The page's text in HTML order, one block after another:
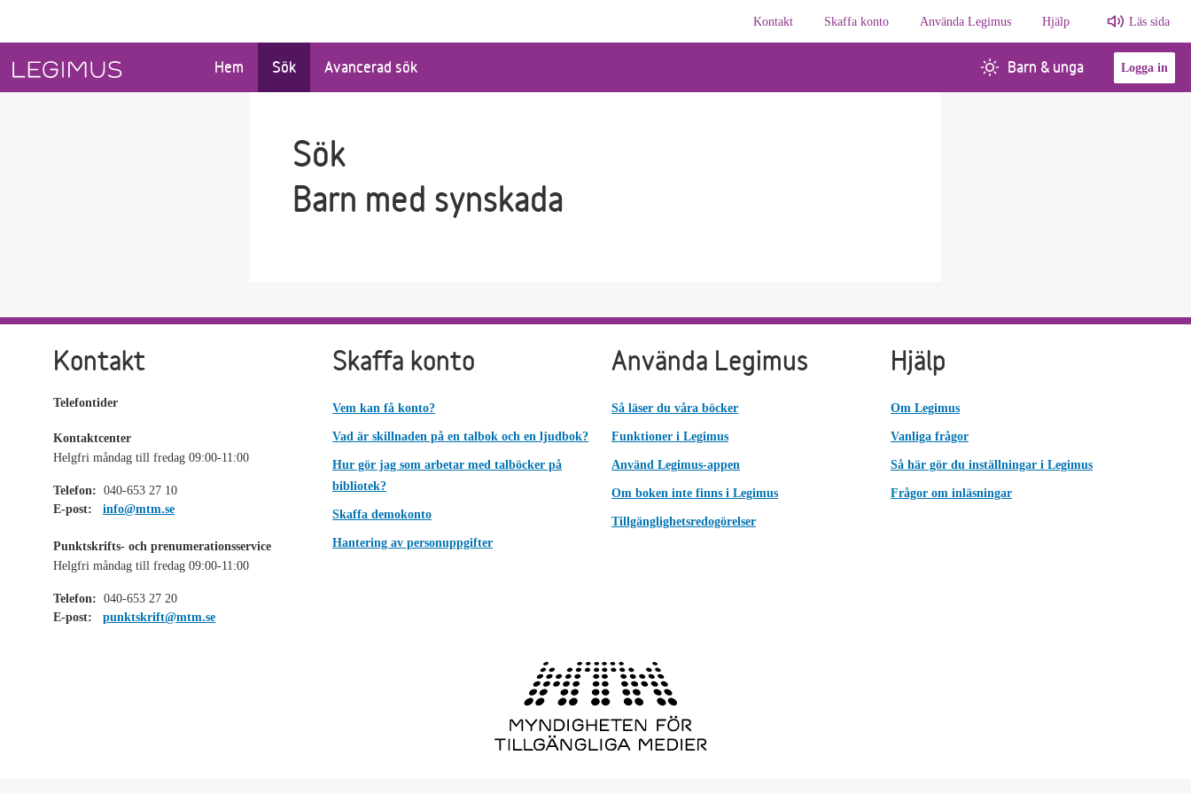
Kontakt
Skaffa konto Använda Legimus Hjälp Läs sida
Hem Sök Avancerad sök Barn & unga Logga in
Sök
Barn med synskada
Kontakt
Telefontider
Kontaktcenter
Helgfri måndag till fredag 09:00-11:00
Telefon: 040-653 27 10
E-post:
info@mtm.se
Punktskrifts- och prenumerationsservice
Helgfri måndag till fredag 09:00-11:00
Telefon: 040-653 27 20
E-post:
punktskrift@mtm.se
Skaffa konto
Vem kan få konto?
Vad är skillnaden på en talbok och en ljudbok?
Hur gör jag som arbetar med talböcker på
bibliotek?
Skaffa demokonto
Hantering av personuppgifter
Använda Legimus
Så läser du våra böcker
Funktioner i Legimus
Använd Legimus-appen
Om boken inte finns i Legimus
Tillgänglighetsredogörelser
Hjälp
Om Legimus
Vanliga frågor
Så här gör du inställningar i Legimus
Frågor om inläsningar